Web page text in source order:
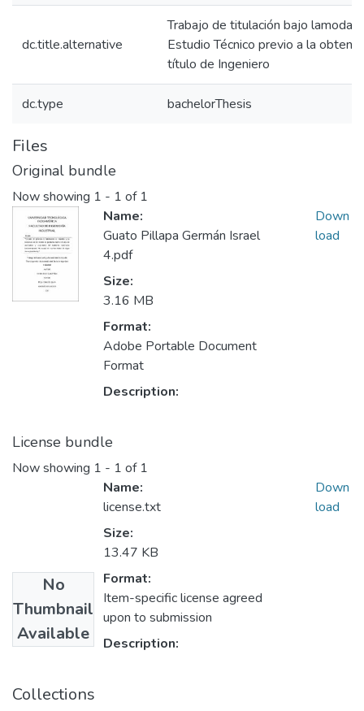
dc.title.alternative
Trabajo de titulación bajo
Estudio Técnico previo a la
título de Ingeniero
dc.type bachelorThesis
Files
Original bundle
Now showing 1 - 1 of 1
Name:
Guato Pillapa Germán Israel
4.pdf
Size:
3.16 MB
Format:
Adobe Portable Document
Format
Description:
Down
load
License bundle
Now showing 1 - 1 of 1
No
Thumbnail
Available
Name:
license.txt
Size:
13.47 KB
Format:
Item-specific license agreed
upon to submission
Description:
Down
load
Collections